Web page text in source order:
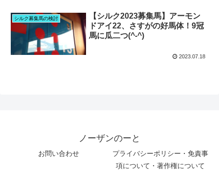
シルク募集馬の検討
【シルク2023募集馬】アーモン
ドアイ22、さすがの好馬体！9冠
馬に瓜二つ(^-^)
2023.07.18
ノーザンのーと
お問い合わせ
プライバシーポリシー・免責事
項について・著作権について